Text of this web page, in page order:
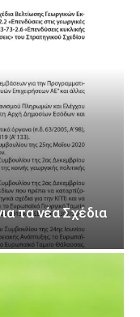
τα νέα Σχέδια